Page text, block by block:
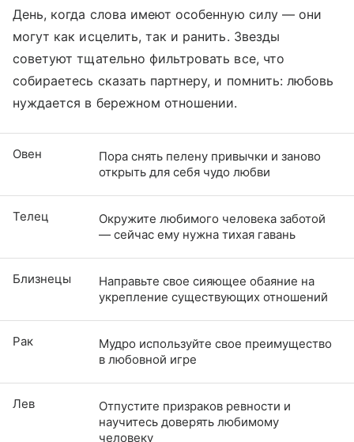
День, когда слова имеют особенную силу — они
могут как исцелить, так и ранить. Звезды
советуют тщательно фильтровать все, что
собираетесь сказать партнеру, и помнить: любовь
нуждается в бережном отношении.
Овен
Пора снять пелену привычки и заново
открыть для себя чудо любви
Телец
Окружите любимого человека заботой
— сейчас ему нужна тихая гавань
Близнецы
Направьте свое сияющее обаяние на
укрепление существующих отношений
Рак
Мудро используйте свое преимущество
в любовной игре
Лев
Отпустите призраков ревности и
научитесь доверять любимому
человеку